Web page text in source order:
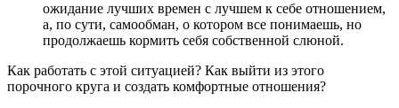
ожидание лучших времен с лучшем к себе отношением,
а, по сути, самообман, о котором все понимаешь, но
продолжаешь кормить себя собственной слюной.
Как работать с этой ситуацией? Как выйти из этого
порочного круга и создать комфортные отношения?